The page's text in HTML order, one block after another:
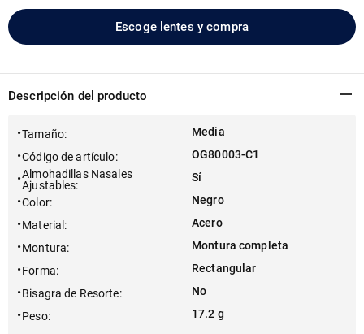
Escoge lentes y compra
Descripción del producto
Tamaño:
Media
Código de artículo:
OG80003-C1
Almohadillas Nasales
Ajustables:
Sí
Color:
Negro
Material :
Acero
Montura:
Montura completa
Forma:
Rectangular
Bisagra de Resorte:
No
Peso: 17.2 g